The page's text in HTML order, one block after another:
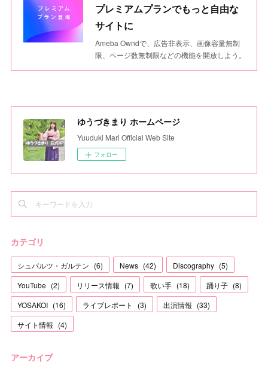
プレミアムプランでもっと自由な
サイトに
Ameba Owndで、広告非表示、画像容量無制
限、ページ数無制限などの機能を開放しよう。
ゆうづきまり ホームページ
Yuuduki Mari Official Web Site
フォロー
カテゴリ
シュバルツ・ガルテン (6) News (42) Discography (5)
YouTube (2) リリース情報 (7) 歌い手 (18) 踊り子 (8)
YOSAKOI (16) ライブレポート (3) 出演情報 (33)
サイト情報 (4)
アーカイブ